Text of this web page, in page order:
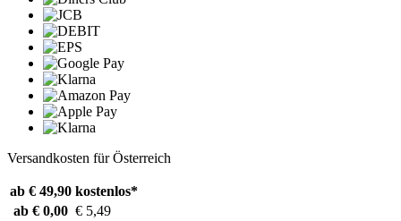
Versandkosten für Österreich
ab € 49,90 kostenlos*
ab € 0,00 € 5,49